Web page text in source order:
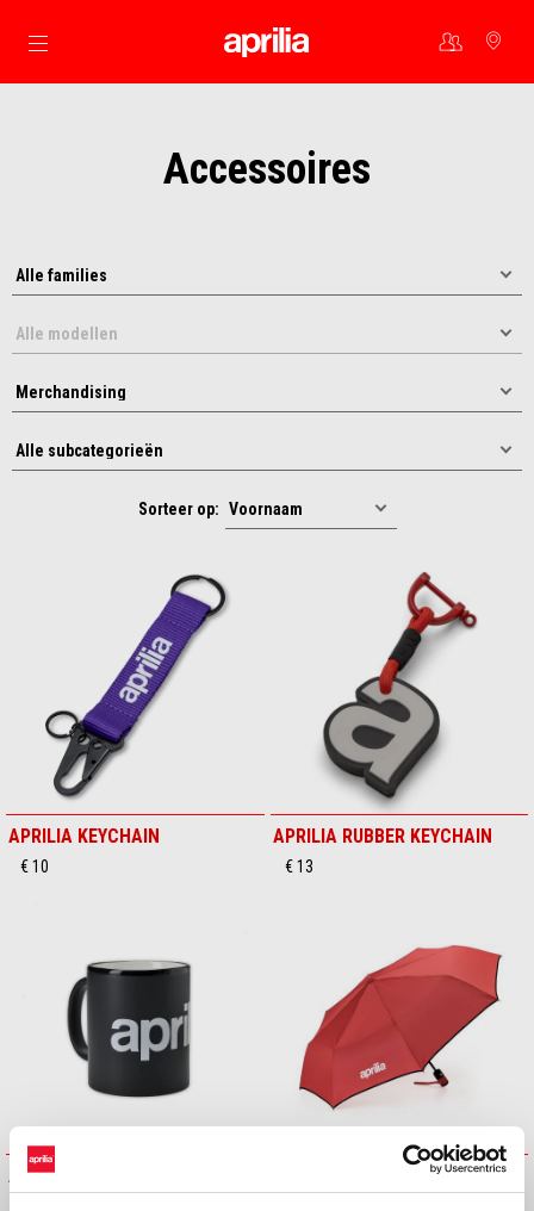
Ga naar de hoofdcontent
Accessoires
Sorteer op:
APRILIA KEYCHAIN
€ 10
APRILIA RUBBER KEYCHAIN
€ 13
Aprilia Mug